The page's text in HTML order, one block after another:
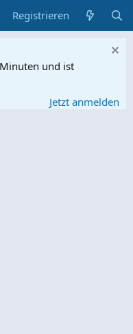
Registrieren
und ist
Jetzt anmelden